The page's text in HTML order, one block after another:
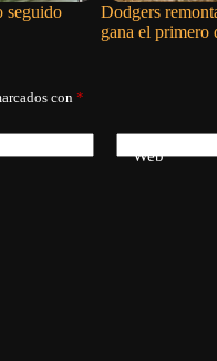
seguido
Dodgers
gana el primero
con *
Web